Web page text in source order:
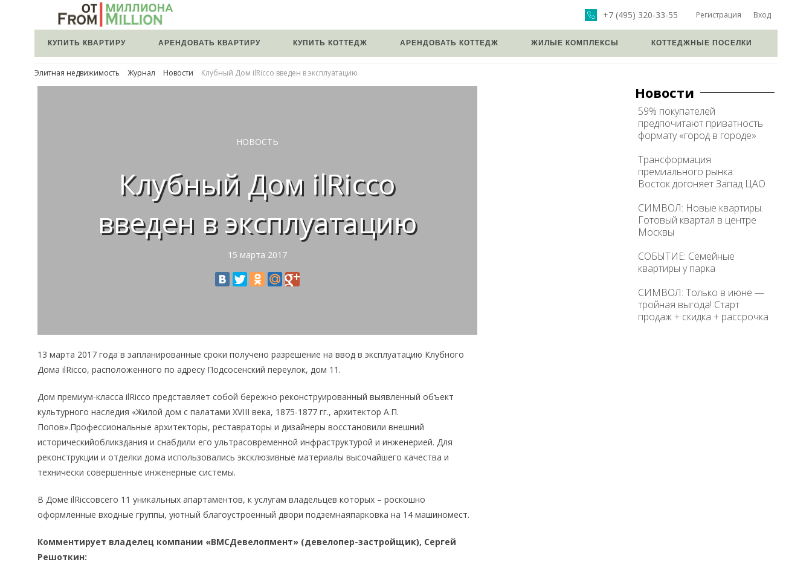
Регистрация Вход
+7 (495) 320-33-55
КУПИТЬ КВАРТИРУ АРЕНДОВАТЬ КВАРТИРУ КУПИТЬ КОТТЕДЖ АРЕНДОВАТЬ КОТТЕДЖ ЖИЛЫЕ КОМПЛЕКСЫ КОТТЕДЖНЫЕ ПОСЕЛКИ
Элитная недвижимость Журнал Новости Клубный Дом ilRicco введен в эксплуатацию
НОВОСТЬ
Клубный Дом ilRicco
введен в эксплуатацию
15 марта 2017
13 марта 2017 года в запланированные сроки получено разрешение на ввод в эксплуатацию Клубного
Дома ilRicco, расположенного по адресу Подсосенский переулок, дом 11.
Дом премиум-класса ilRicco представляет собой бережно реконструированный выявленный объект
культурного наследия «Жилой дом с палатами XVIII века, 1875-1877 гг., архитектор А.П.
Попов».Профессиональные архитекторы, реставраторы и дизайнеры восстановили внешний
историческийобликздания и снабдили его ультрасовременной инфраструктурой и инженерией. Для
реконструкции и отделки дома использовались эксклюзивные материалы высочайшего качества и
технически совершенные инженерные системы.
В Доме ilRiccoвсего 11 уникальных апартаментов, к услугам владельцев которых – роскошно
оформленные входные группы, уютный благоустроенный двори подземнаяпарковка на 14 машиномест.
Комментирует владелец компании «ВМСДевелопмент» (девелопер-застройщик), Сергей
Решоткин:
Новости
59% покупателей
предпочитают приватность
формату «город в городе»
Трансформация
премиального рынка:
Восток догоняет Запад ЦАО
СИМВОЛ: Новые квартиры.
Готовый квартал в центре
Москвы
СОБЫТИЕ: Семейные
квартиры у парка
СИМВОЛ: Только в июне —
тройная выгода! Старт
продаж + скидка + рассрочка